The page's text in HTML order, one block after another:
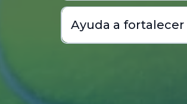
Ayuda a fortalecer